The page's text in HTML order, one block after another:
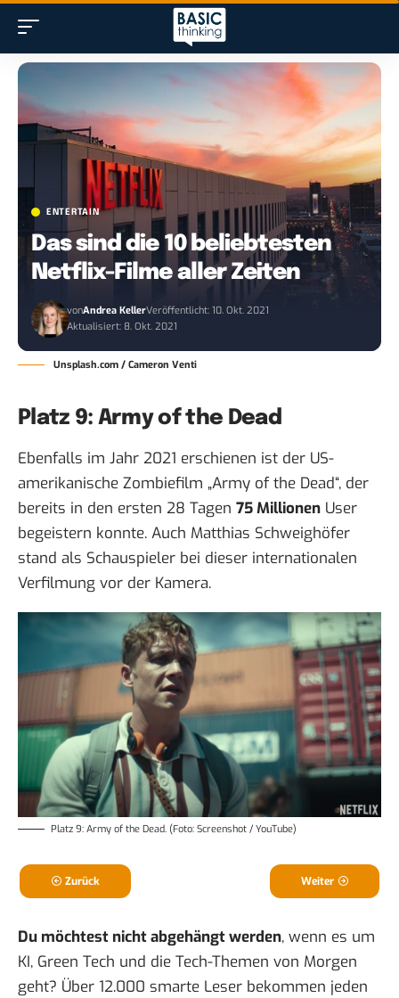
ENTERTAIN
Das sind die 10 beliebtesten
Netflix-Filme aller Zeiten
vonAndrea KellerVeröffentlicht: 10. Okt. 2021
Aktualisiert: 8. Okt. 2021
Unsplash.com / Cameron Venti
Platz 9: Army of the Dead
Ebenfalls im Jahr 2021 erschienen ist der US-
amerikanische Zombiefilm „Army of the Dead“, der
bereits in den ersten 28 Tagen 75 Millionen User
begeistern konnte. Auch Matthias Schweighöfer
stand als Schauspieler bei dieser internationalen
Verfilmung vor der Kamera.
Platz 9: Army of the Dead. (Foto: Screenshot / YouTube)
Zurück Weiter
Du möchtest nicht abgehängt werden, wenn es um
KI, Green Tech und die Tech-Themen von Morgen
geht? Über 12.000 smarte Leser bekommen jeden